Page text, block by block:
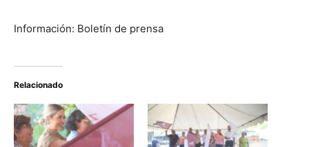
Información: Boletín de prensa
Relacionado